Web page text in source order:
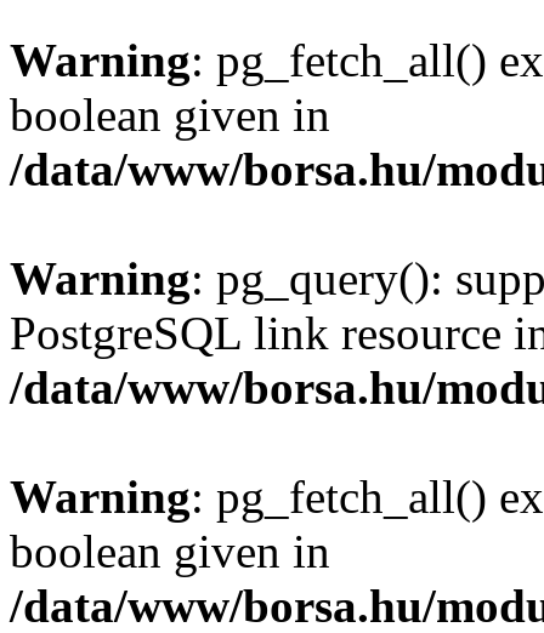
Warning: pg_fetch_all()
boolean given in
/data/www/borsa.hu/
Warning: pg_query():
PostgreSQL link resource
/data/www/borsa.hu/
Warning: pg_fetch_all()
boolean given in
/data/www/borsa.hu/